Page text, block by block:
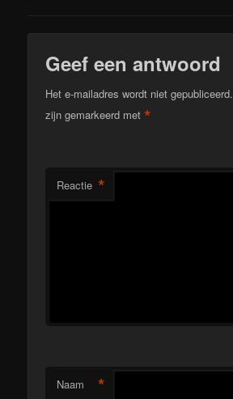
Geef een antwoord
Het e-mailadres wordt niet gepubliceerd.
zijn gemarkeerd met*
Reactie *
Naam *